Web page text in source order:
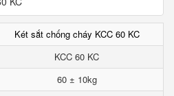
Két sắt chống cháy KCC 60 KC
KCC 60 KC
60 ± 10kg